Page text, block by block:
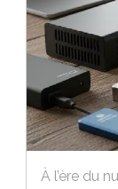
À l’ère du